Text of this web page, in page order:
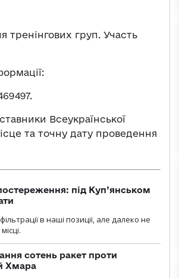
груп. Участь
Всеукраїнської
та точну дату проведення
під Куп’янськом
в наші позиції, але далеко не
сотень ракет проти
Хмара